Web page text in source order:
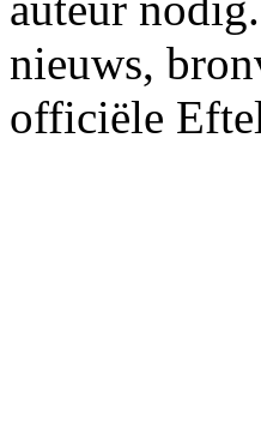
nieuws,
officiële